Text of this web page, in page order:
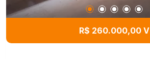
R$ 260.000,00 V